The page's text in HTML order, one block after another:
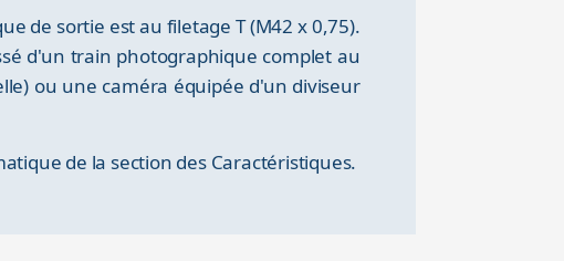
de sortie est au filetage T (M42 x 0,75).
d'un train photographique complet au
ou une caméra équipée d'un diviseur
de la section des Caractéristiques.